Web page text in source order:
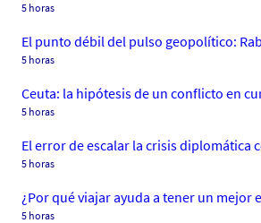
5 horas
El punto débil del pulso geopolítico:
5 horas
Ceuta: la hipótesis de un conflicto en
5 horas
El error de escalar la crisis diplomática
5 horas
¿Por qué viajar ayuda a tener un mejor
5 horas